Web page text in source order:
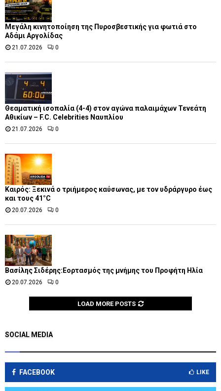
Μεγάλη κινητοποίηση της Πυροσβεστικής για φωτιά στο
Αδάμι Αργολίδας
21.07.2026 0
Θεαματική ισοπαλία (4-4) στον αγώνα παλαιμάχων Τενεάτη
Αθικίων – F.C. Celebrities Ναυπλίου
21.07.2026 0
Καιρός: Ξεκινά ο τριήμερος καύσωνας, με τον υδράργυρο έως
και τους 41°C
20.07.2026 0
Βασίλης Σιδέρης:Εορτασμός της μνήμης του Προφήτη Ηλία
20.07.2026 0
LOAD MORE POSTS
SOCIAL MEDIA
FACEBOOK LIKE